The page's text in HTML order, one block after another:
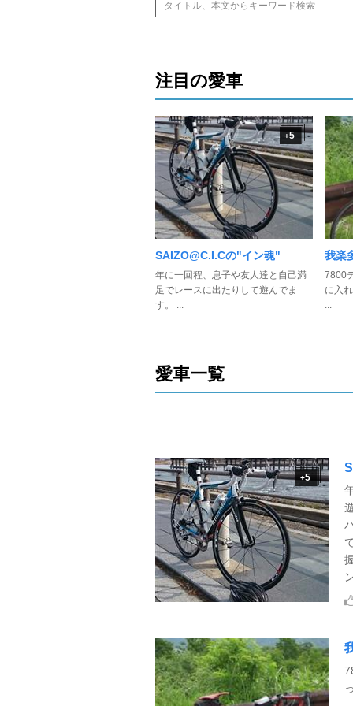
注目の愛車
+5
SAIZO@C.I.Cの"イン魂"
年に一回程、息子や友人達と自己満
足でレースに出たりして遊んでま
す。 ...
我楽
7800
に入
...
愛車一覧
+5